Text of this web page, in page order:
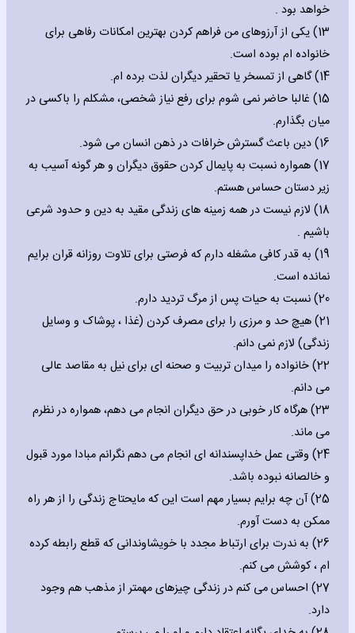
خواهد بود .
13) یکی از آرزوهای من فراهم کردن بهترین امکانات رفاهی برای
خانواده ام بوده است.
14) گاهی از تمسخر یا تحقیر دیگران لذت برده ام.
15) غالبا حاضر نمی شوم برای رفع نیاز شخصی، مشکلم را باکسی در
میان بگذارم.
16) دین باعث گسترش خرافات در ذهن انسان می شود.
17) همواره نسبت به پایمال کردن حقوق دیگران و هر گونه آسیب به
زیر دستان حساس هستم.
18) لازم نیست در همه زمینه های زندگی مقید به دین و حدود شرعی
باشیم .
19) به قدر کافی مشغله دارم که فرصتی برای تلاوت روزانه قران برایم
نمانده است.
20) نسبت به حیات پس از مرگ تردید دارم.
21) هیچ حد و مرزی را برای مصرف کردن (غذا ، پوشاک و وسایل
زندگی) لازم نمی دانم.
22) خانواده را میدان تربیت و صحنه ای برای نیل به مقاصد عالی
می دانم.
23) هرگاه کار خوبی در حق دیگران انجام می دهم، همواره در نظرم
می ماند.
24) وقتی عمل خداپسندانه ای انجام می دهم نگرانم مبادا مورد قبول
و خالصانه نبوده باشد.
25) آن چه برایم بسیار مهم است این که مایحتاج زندگی را از هر راه
ممکن به دست آورم.
26) به ندرت برای ارتباط مجدد با خویشاوندانی که قطع رابطه کرده
ام ، کوشش می کنم.
27) احساس می کنم در زندگی چیزهای مهمتر از مذهب هم وجود
دارد.